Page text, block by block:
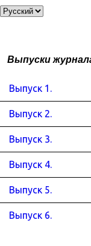
Выпуски
Выпуск 1.
Выпуск 2.
Выпуск 3.
Выпуск 4.
Выпуск 5.
Выпуск 6.